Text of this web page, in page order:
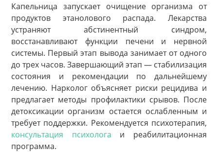
Капельница запускает очищение организма от
продуктов этанолового распада. Лекарства
устраняют абстинентный синдром,
восстанавливают функции печени и нервной
системы. Первый этап вывода занимает от одного
до трех часов. Завершающий этап — стабилизация
состояния и рекомендации по дальнейшему
лечению. Нарколог объясняет риски рецидива и
предлагает методы профилактики срывов. После
детоксикации организм остается ослабленным и
требует поддержки. Рекомендуется психотерапия,
консультация психолога и реабилитационная
программа.